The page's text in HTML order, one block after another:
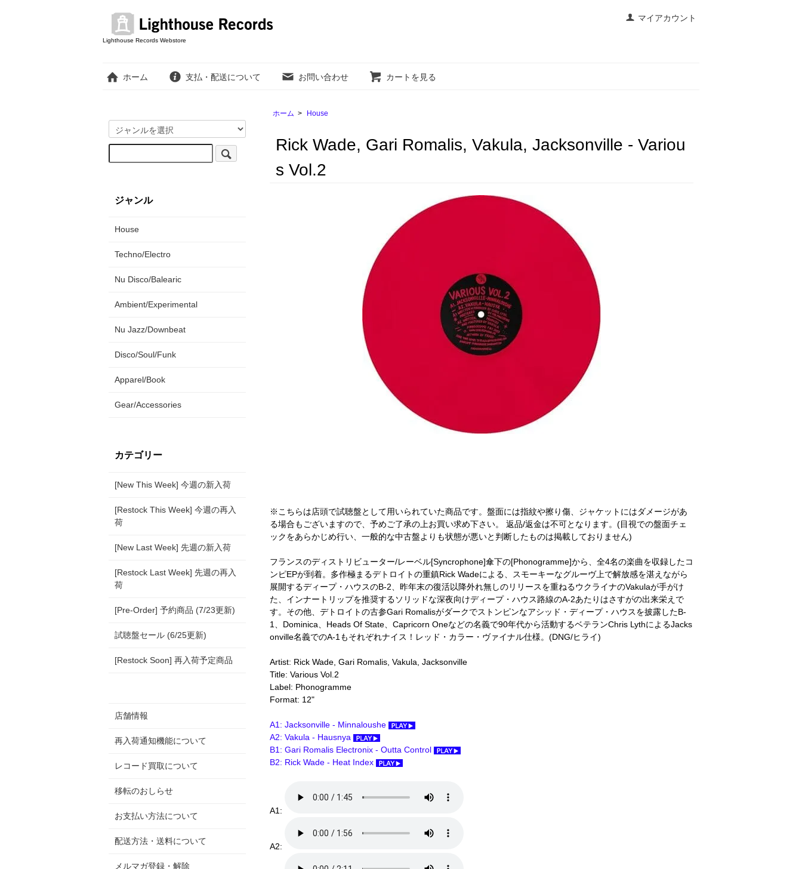
マイアカウント
Lighthouse Records Webstore
ホーム 支払・配送について お問い合わせ カートを見る
ホーム > House
Rick Wade, Gari Romalis, Vakula, Jacksonville - Variou
s Vol.2
※こちらは店頭で試聴盤として用いられていた商品です。盤面には指紋や擦り傷、ジャケットにはダメージがあ
る場合もございますので、予めご了承の上お買い求め下さい。 返品/返金は不可となります。(目視での盤面チェ
ックをあらかじめ行い、一般的な中古盤よりも状態が悪いと判断したものは掲載しておりません)
フランスのディストリビューター/レーベル[Syncrophone]傘下の[Phonogramme]から、全4名の楽曲を収録したコ
ンピEPが到着。多作極まるデトロイトの重鎮Rick Wadeによる、スモーキーなグルーヴ上で解放感を湛えながら
展開するディープ・ハウスのB-2、昨年末の復活以降外れ無しのリリースを重ねるウクライナのVakulaが手がけ
た、インナートリップを推奨するソリッドな深夜向けディープ・ハウス路線のA-2あたりはさすがの出来栄えで
す。その他、デトロイトの古参Gari Romalisがダークでストンピンなアシッド・ディープ・ハウスを披露したB-
1、Dominica、Heads Of State、Capricorn Oneなどの名義で90年代から活動するベテランChris LythによるJacks
onville名義でのA-1もそれぞれナイス！レッド・カラー・ヴァイナル仕様。(DNG/ヒライ)
Artist: Rick Wade, Gari Romalis, Vakula, Jacksonville
Title: Various Vol.2
Label: Phonogramme
Format: 12"
A1: Jacksonville - Minnaloushe
A2: Vakula - Hausnya
B1: Gari Romalis Electronix - Outta Control
B2: Rick Wade - Heat Index
A1:
A2:
ジャンル
House
Techno/Electro
Nu Disco/Balearic
Ambient/Experimental
Nu Jazz/Downbeat
Disco/Soul/Funk
Apparel/Book
Gear/Accessories
カテゴリー
[New This Week] 今週の新入荷
[Restock This Week] 今週の再入
荷
[New Last Week] 先週の新入荷
[Restock Last Week] 先週の再入
荷
[Pre-Order] 予約商品 (7/23更新)
試聴盤セール (6/25更新)
[Restock Soon] 再入荷予定商品
店舗情報
再入荷通知機能について
レコード買取について
移転のおしらせ
お支払い方法について
配送方法・送料について
メルマガ登録・解除